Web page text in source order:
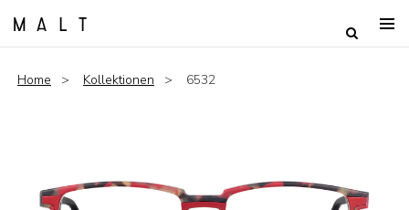
Home Kollektionen 6532